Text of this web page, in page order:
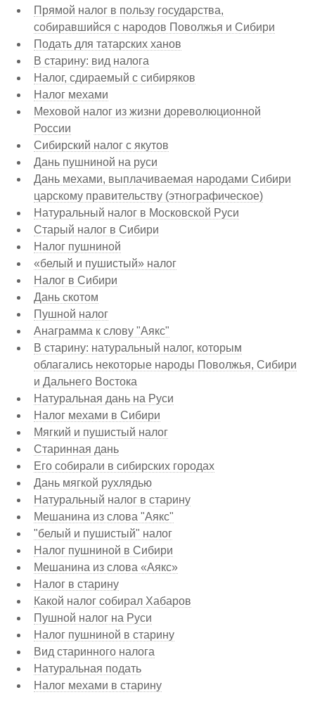
Прямой налог в пользу государства,
собиравшийся с народов Поволжья и Сибири
Подать для татарских ханов
В старину: вид налога
Налог, сдираемый с сибиряков
Налог мехами
Меховой налог из жизни дореволюционной
России
Сибирский налог с якутов
Дань пушниной на руси
Дань мехами, выплачиваемая народами Сибири
царскому правительству (этнографическое)
Натуральный налог в Московской Руси
Старый налог в Сибири
Налог пушниной
«белый и пушистый» налог
Налог в Сибири
Дань скотом
Пушной налог
Анаграмма к слову "Аякс"
В старину: натуральный налог, которым
облагались некоторые народы Поволжья, Сибири
и Дальнего Востока
Натуральная дань на Руси
Налог мехами в Сибири
Мягкий и пушистый налог
Старинная дань
Его собирали в сибирских городах
Дань мягкой рухлядью
Натуральный налог в старину
Мешанина из слова "Аякс"
"белый и пушистый" налог
Налог пушниной в Сибири
Мешанина из слова «Аякс»
Налог в старину
Какой налог собирал Хабаров
Пушной налог на Руси
Налог пушниной в старину
Вид старинного налога
Натуральная подать
Налог мехами в старину